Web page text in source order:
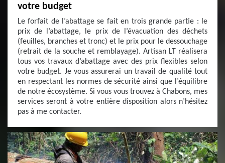
votre budget
Le forfait de l’abattage se fait en trois grande partie : le
prix de l’abattage, le prix de l’évacuation des déchets
(feuilles, branches et tronc) et le prix pour le dessouchage
(retrait de la souche et remblayage). Artisan LT réalisera
tous vos travaux d’abattage avec des prix flexibles selon
votre budget. Je vous assurerai un travail de qualité tout
en respectant les normes de sécurité ainsi que l’équilibre
de notre écosystème. Si vous vous trouvez à Chabons, mes
services seront à votre entière disposition alors n’hésitez
pas à me contacter.